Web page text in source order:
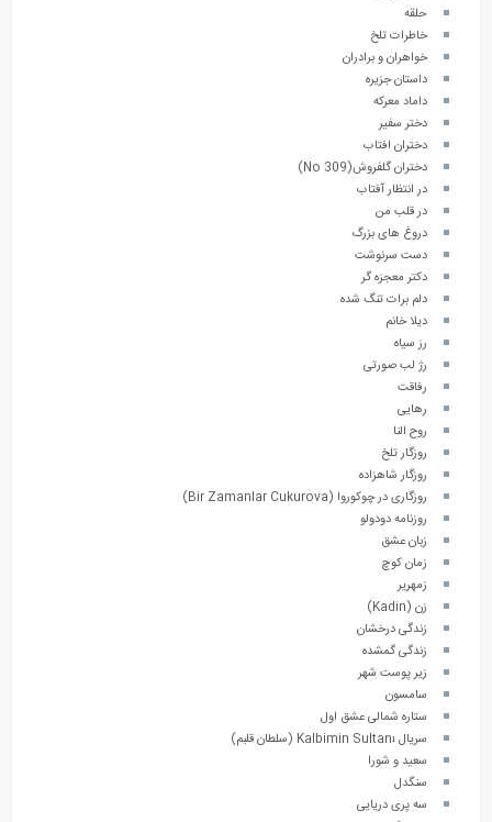
حلقه
خاطرات تلخ
خواهران و برادران
داستان جزیره
داماد معرکه
دختر سفیر
دختران افتاب
دختران گلفروش(No 309)
در انتظار آفتاب
در قلب من
دروغ های بزرگ
دست سرنوشت
دکتر معجزه گر
دلم برات تنگ شده
دیلا خانم
رز سیاه
رژ لب صورتی
رفاقت
رهایی
روح النا
روزگار تلخ
روزگار شاهزاده
روزگاری در چوکوروا (Bir Zamanlar Cukurova)
روزنامه دودولو
زبان عشق
زمان کوچ
زمهریر
زن (Kadin)
زندگی درخشان
زندگی گمشده
زیر پوست شهر
سامسون
ستاره شمالی عشق اول
سریال Kalbimin Sultanı (سلطان قلبم)
سعید و شورا
سنگدل
سه پری دریایی